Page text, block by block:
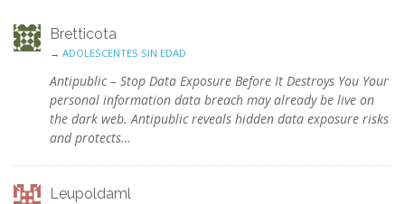
Bretticota
→ ADOLESCENTES SIN EDAD
Antipublic – Stop Data Exposure Before It Destroys You Your
personal information data breach may already be live on
the dark web. Antipublic reveals hidden data exposure risks
and protects…
Leupoldaml